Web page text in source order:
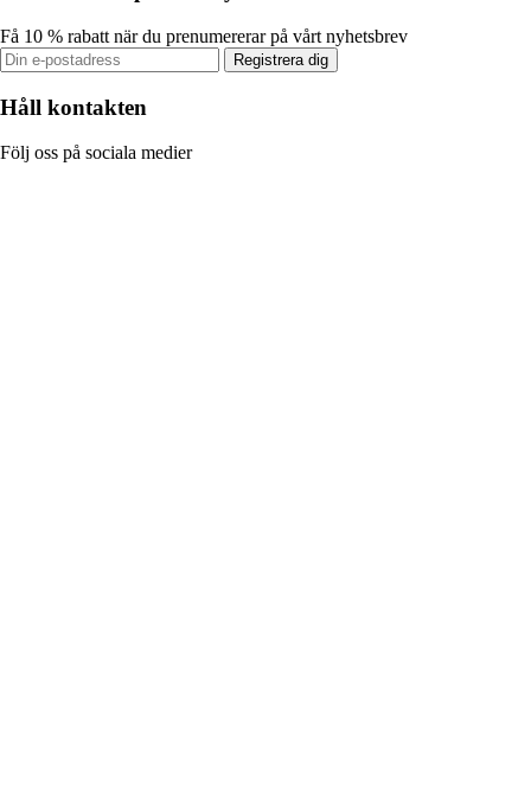
Få 10 % rabatt när du prenumererar på vårt nyhetsbrev
Registrera dig
Håll kontakten
Följ oss på sociala medier